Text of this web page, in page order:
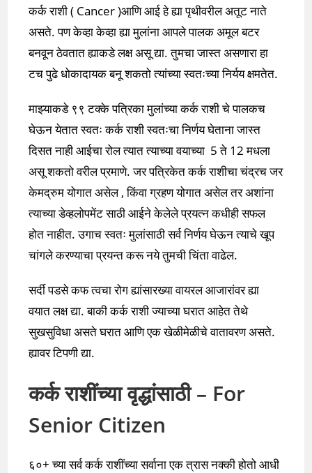
कर्क राशी ( Cancer )आणि आई हे ह्या पृथीवरील अतूट नाते
असते. पण केव्हा केव्हा ह्या मुलांना आपले पालक अमूल बटर
बनवून ठेवतात ह्याकडे लक्ष असू द्या. तुमचा जास्त असणारा हा
टच पुढे धोकादायक बनू शकतो त्यांच्या स्वतःच्या निर्यय क्षमतेत.
माझ्याकडे ९९ टक्के पत्रिका मुलांच्या कर्क राशी चे पालकच
घेऊन येतात स्वतः कर्क राशी स्वतःचा निर्णय घेताना जास्त
दिसत नाही आईचा रोल त्यात त्याच्या वयाच्या 5 ते 12 मधला
असू शकतो वरील प्रमाणे. जर पत्रिकेत कर्क राशीचा चंद्रच जर
केमद्रुम योगात असेल , किंवा ग्रहण योगात असेल तर अशांना
त्याच्या डेव्हलोपमेंट साठी आईने केलेले प्रयत्न कधीही सफल
होत नाहीत. उगाच स्वतः मुलांसाठी सर्व निर्णय घेऊन त्याचे खूप
चांगले करण्याचा प्रयन्त करू नये तुमची चिंता वाढेल.
सर्दी पडसे कफ त्वचा रोग ह्यांसारख्या वायरल आजारांवर ह्या
वयात लक्ष द्या. बाकी कर्क राशी ज्याच्या घरात आहेत तेथे
सुखसुविधा असते घरात आणि एक खेळीमेळीचे वातावरण असते.
ह्यावर टिपणी द्या.
कर्क राशींच्या वृद्धांसाठी – For
Senior Citizen
६०+ च्या सर्व कर्क राशींच्या सर्वाना एक त्रास नक्की होतो आधी